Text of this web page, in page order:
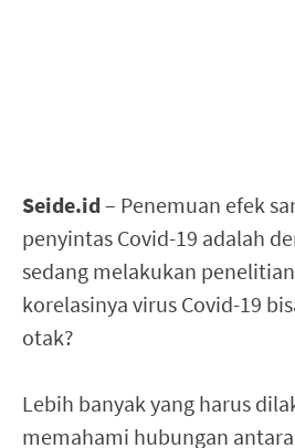
Seide.id– Penemuan efek
penyintas Covid-19 adalah
sedang melakukan
korelasinya virus Covid-19
otak?
Lebih banyak yang harus
memahami hubungan